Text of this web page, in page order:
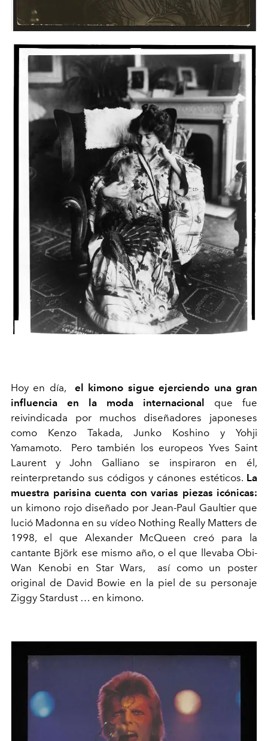
Hoy en día, el kimono sigue ejerciendo una gran
influencia en la moda internacional que fue
reivindicada por muchos diseñadores japoneses
como Kenzo Takada, Junko Koshino y Yohji
Yamamoto. Pero también los europeos Yves Saint
Laurent y John Galliano se inspiraron en él,
reinterpretando sus códigos y cánones estéticos. La
muestra parisina cuenta con varias piezas icónicas:
un kimono rojo diseñado por Jean-Paul Gaultier que
lució Madonna en su vídeo Nothing Really Matters de
1998, el que Alexander McQueen creó para la
cantante Björk ese mismo año, o el que llevaba Obi-
Wan Kenobi en Star Wars, así como un poster
original de David Bowie en la piel de su personaje
Ziggy Stardust … en kimono.